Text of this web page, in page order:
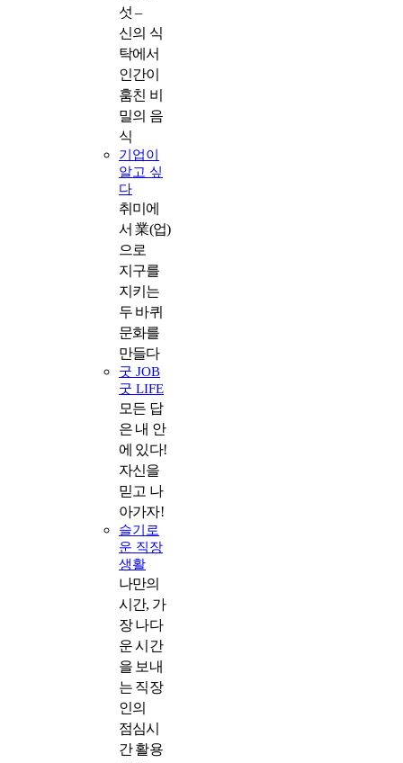
섯 –
신의 식
탁에서
인간이
훔친 비
밀의 음
식
기업이
알고 싶
다
취미에
서 業(업)
으로
지구를
지키는
두 바퀴
문화를
만들다
굿 JOB
굿 LIFE
모든 답
은 내 안
에 있다!
자신을
믿고 나
아가자!
슬기로
운 직장
생활
나만의
시간, 가
장 나다
운 시간
을 보내
는 직장
인의
점심시
간 활용